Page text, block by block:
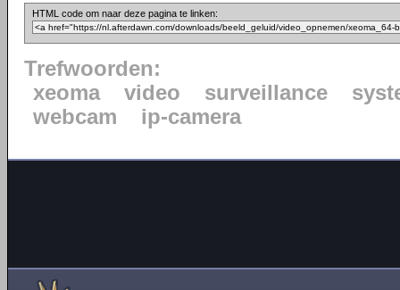
HTML code om naar deze pagina te linken:
Trefwoorden:
xeoma
video surveillance
webcam
ip-camera